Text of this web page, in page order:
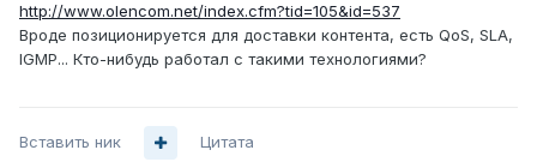
http://www.olencom.net/index.cfm?tid=105&id=537
Вроде позиционируется для доставки контента, есть QoS, SLA,
IGMP... Кто-нибудь работал с такими технологиями?
Вставить ник Цитата